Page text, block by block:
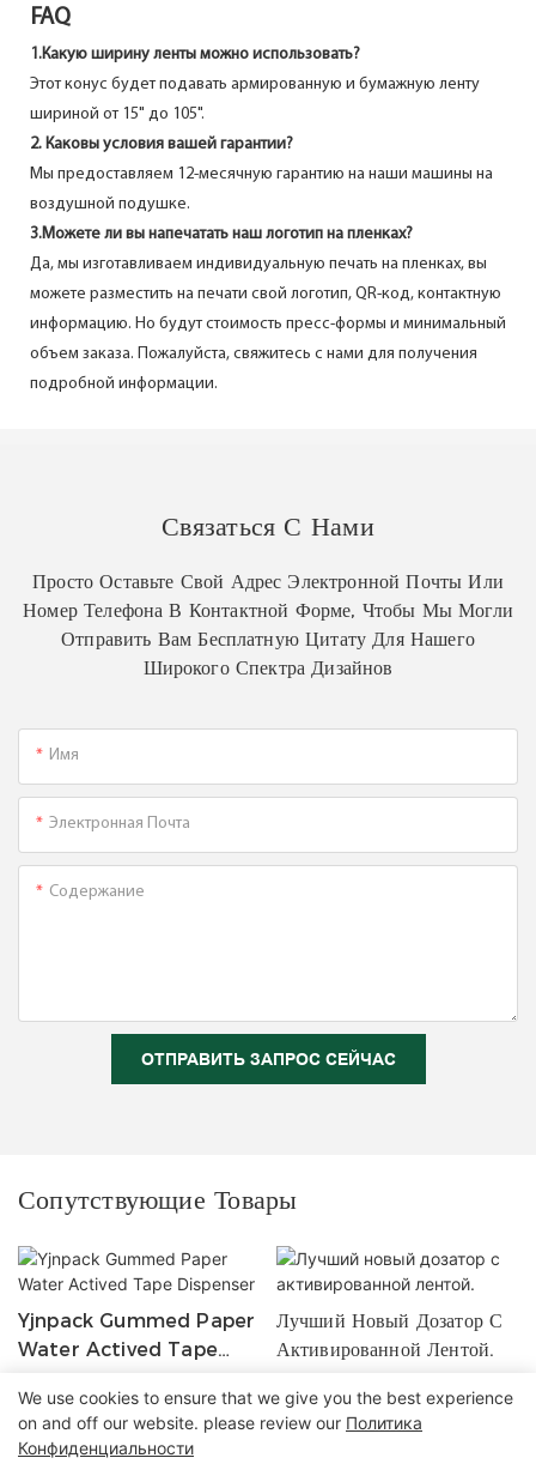
FAQ
1.Какую ширину ленты можно использовать?
Этот конус будет подавать армированную и бумажную ленту
шириной от 15" до 105".
2. Каковы условия вашей гарантии?
Мы предоставляем 12-месячную гарантию на наши машины на
воздушной подушке.
3.Можете ли вы напечатать наш логотип на пленках?
Да, мы изготавливаем индивидуальную печать на пленках, вы
можете разместить на печати свой логотип, QR-код, контактную
информацию. Но будут стоимость пресс-формы и минимальный
объем заказа. Пожалуйста, свяжитесь с нами для получения
подробной информации.
Связаться С Нами
Просто Оставьте Свой Адрес Электронной Почты Или
Номер Телефона В Контактной Форме, Чтобы Мы Могли
Отправить Вам Бесплатную Цитату Для Нашего
Широкого Спектра Дизайнов
Имя
Электронная Почта
Содержание
ОТПРАВИТЬ ЗАПРОС СЕЙЧАС
Сопутствующие Товары
Yjnpack Gummed Paper
Water Actived Tape
Лучший Новый Дозатор С
Активированной Лентой.
Copyright © 2026 Zhangzhou Air Power Packaging Equipment Co.,
We use cookies to ensure that we give you the best experience
on and off our website. please review our Политика
Конфиденциальности